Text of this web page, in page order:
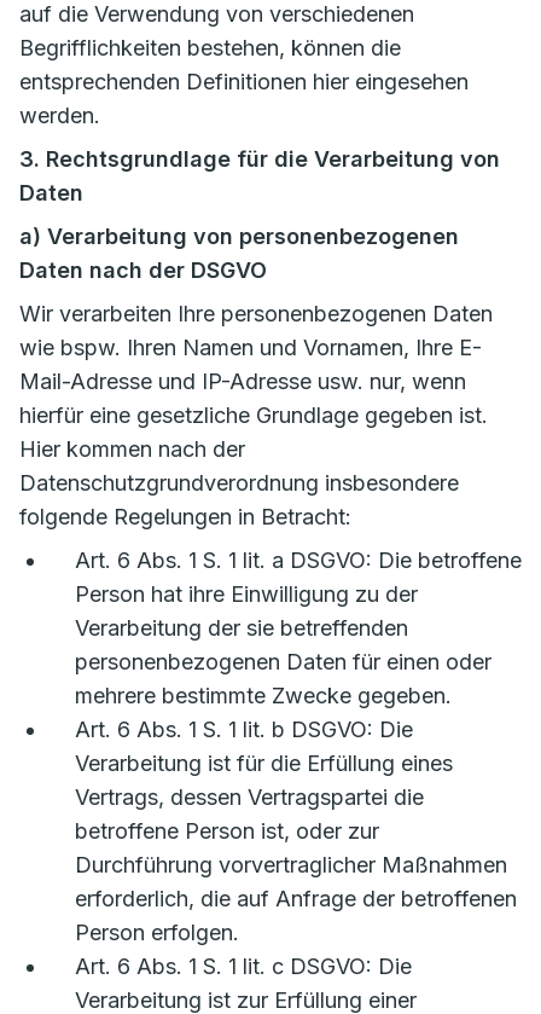
auf die Verwendung von verschiedenen
Begrifflichkeiten bestehen, können die
entsprechenden Definitionen hier eingesehen
werden.
3. Rechtsgrundlage für die Verarbeitung von
Daten
a) Verarbeitung von personenbezogenen
Daten nach der DSGVO
Wir verarbeiten Ihre personenbezogenen Daten
wie bspw. Ihren Namen und Vornamen, Ihre E-
Mail-Adresse und IP-Adresse usw. nur, wenn
hierfür eine gesetzliche Grundlage gegeben ist.
Hier kommen nach der
Datenschutzgrundverordnung insbesondere
folgende Regelungen in Betracht:
Art. 6 Abs. 1 S. 1 lit. a DSGVO: Die betroffene
Person hat ihre Einwilligung zu der
Verarbeitung der sie betreffenden
personenbezogenen Daten für einen oder
mehrere bestimmte Zwecke gegeben.
Art. 6 Abs. 1 S. 1 lit. b DSGVO: Die
Verarbeitung ist für die Erfüllung eines
Vertrags, dessen Vertragspartei die
betroffene Person ist, oder zur
Durchführung vorvertraglicher Maßnahmen
erforderlich, die auf Anfrage der betroffenen
Person erfolgen.
Art. 6 Abs. 1 S. 1 lit. c DSGVO: Die
Verarbeitung ist zur Erfüllung einer